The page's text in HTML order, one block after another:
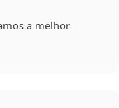
a melhor